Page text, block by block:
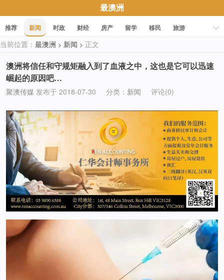
最澳洲
推荐 新闻 时政 财经 房产 留学 移民
旅游
科技
职场 美食 文化
当前位置： 最澳洲 > 新闻 > 正文
澳洲将信任和守规矩融入到了血液之中，这也是它可以迅速
崛起的原因吧…
聚澳传媒 发布于 2018-07-30 分类： 新闻 评论(0)